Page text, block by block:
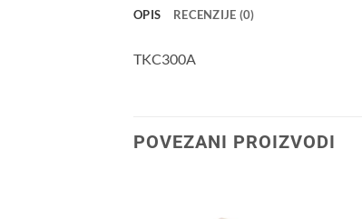
OPIS RECENZIJE (0)
TKC300A
POVEZANI PROIZVODI